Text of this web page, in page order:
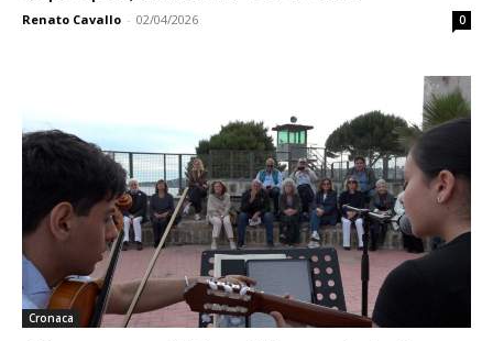
Renato Cavallo - 02/04/2026 0
Cronaca